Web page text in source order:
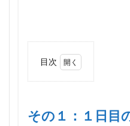
目次
１日
目の
その１：１日目